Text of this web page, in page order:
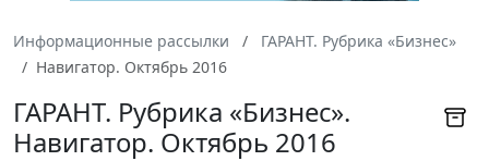
Информационные рассылки
ГАРАНТ. Рубрика «Бизнес»
Навигатор. Октябрь 2016
ГАРАНТ. Рубрика «Бизнес».
Навигатор. Октябрь 2016